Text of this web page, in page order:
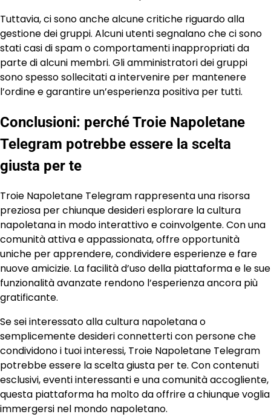
Tuttavia, ci sono anche alcune critiche riguardo alla
gestione dei gruppi. Alcuni utenti segnalano che ci sono
stati casi di spam o comportamenti inappropriati da
parte di alcuni membri. Gli amministratori dei gruppi
sono spesso sollecitati a intervenire per mantenere
l’ordine e garantire un’esperienza positiva per tutti.
Conclusioni: perché Troie Napoletane
Telegram potrebbe essere la scelta
giusta per te
Troie Napoletane Telegram rappresenta una risorsa
preziosa per chiunque desideri esplorare la cultura
napoletana in modo interattivo e coinvolgente. Con una
comunità attiva e appassionata, offre opportunità
uniche per apprendere, condividere esperienze e fare
nuove amicizie. La facilità d’uso della piattaforma e le sue
funzionalità avanzate rendono l’esperienza ancora più
gratificante.
Se sei interessato alla cultura napoletana o
semplicemente desideri connetterti con persone che
condividono i tuoi interessi, Troie Napoletane Telegram
potrebbe essere la scelta giusta per te. Con contenuti
esclusivi, eventi interessanti e una comunità accogliente,
questa piattaforma ha molto da offrire a chiunque voglia
immergersi nel mondo napoletano.